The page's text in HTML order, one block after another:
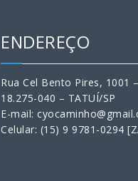
ENDEREÇO
Rua Cel Bento Pires, 1001
18.275-040 – TATUÍ/SP
E-mail:
Celular: (15) 9 9781-0294